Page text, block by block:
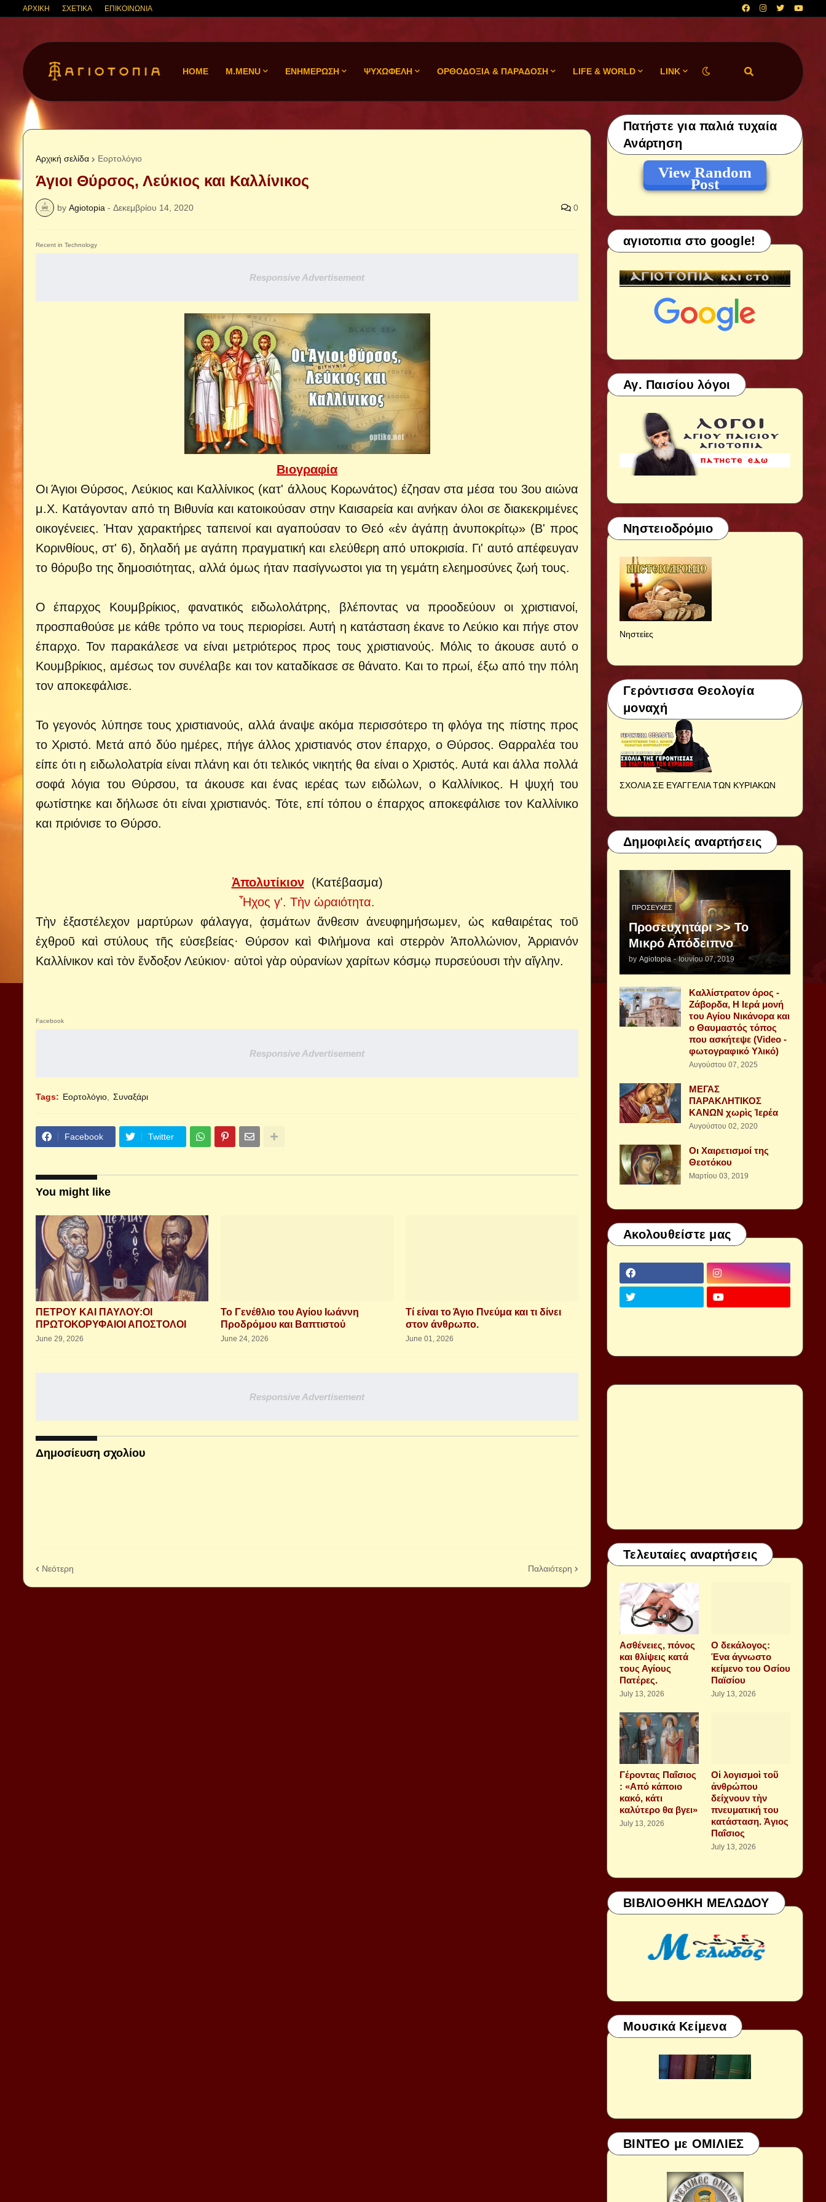
ΑΡΧΙΚΗ ΣΧΕΤΙΚΑ ΕΠΙΚΟΙΝΩΝΙΑ
HOME M.MENU ΕΝΗΜΕΡΩΣΗ ΨΥΧΩΦΕΛΗ ΟΡΘΟΔΟΞΙΑ & ΠΑΡΑΔΟΣΗ LIFE & WORLD LINK
Αρχική σελίδα Εορτολόγιο
Άγιοι Θύρσος, Λεύκιος και Καλλίνικος
by Agiotopia - Δεκεμβρίου 14, 2020 0
Recent in Technology
Responsive Advertisement
Βιογραφία
Οι Άγιοι Θύρσος, Λεύκιος και Καλλίνικος (κατ' άλλους Κορωνάτος) έζησαν στα μέσα του 3ου αιώνα
μ.Χ. Κατάγονταν από τη Βιθυνία και κατοικούσαν στην Καισαρεία και ανήκαν όλοι σε διακεκριμένες
οικογένειες. Ήταν χαρακτήρες ταπεινοί και αγαπούσαν το Θεό «ἐν ἀγάπῃ ἀνυποκρίτῳ» (Β' προς
Κορινθίους, στ' 6), δηλαδή με αγάπη πραγματική και ελεύθερη από υποκρισία. Γι' αυτό απέφευγαν
το θόρυβο της δημοσιότητας, αλλά όμως ήταν πασίγνωστοι για τη γεμάτη ελεημοσύνες ζωή τους.
Ο έπαρχος Κουμβρίκιος, φανατικός ειδωλολάτρης, βλέποντας να προοδεύουν οι χριστιανοί,
προσπαθούσε με κάθε τρόπο να τους περιορίσει. Αυτή η κατάσταση έκανε το Λεύκιο και πήγε στον
έπαρχο. Τον παρακάλεσε να είναι μετριότερος προς τους χριστιανούς. Μόλις το άκουσε αυτό ο
Κουμβρίκιος, αμέσως τον συνέλαβε και τον καταδίκασε σε θάνατο. Και το πρωί, έξω από την πόλη
τον αποκεφάλισε.
Το γεγονός λύπησε τους χριστιανούς, αλλά άναψε ακόμα περισσότερο τη φλόγα της πίστης προς
το Χριστό. Μετά από δύο ημέρες, πήγε άλλος χριστιανός στον έπαρχο, ο Θύρσος. Θαρραλέα του
είπε ότι η ειδωλολατρία είναι πλάνη και ότι τελικός νικητής θα είναι ο Χριστός. Αυτά και άλλα πολλά
σοφά λόγια του Θύρσου, τα άκουσε και ένας ιερέας των ειδώλων, ο Καλλίνικος. Η ψυχή του
φωτίστηκε και δήλωσε ότι είναι χριστιανός. Τότε, επί τόπου ο έπαρχος αποκεφάλισε τον Καλλίνικο
και πριόνισε το Θύρσο.
Ἀπολυτίκιον
(Κατέβασμα)
Ἦχος γ'. Τὴν ὡραιότητα.
Tὴν ἑξαστέλεχον μαρτύρων φάλαγγα, ᾀσμάτων ἄνθεσιν ἀνευφημήσωμεν, ὡς καθαιρέτας τοῦ
ἐχθροῦ καὶ στύλους τῆς εὐσεβείας· Θύρσον καὶ Φιλήμονα καὶ στερρὸν Ἀπολλώνιον, Ἀρριανόν
Καλλίνικον καὶ τὸν ἔνδοξον Λεύκιον· αὐτοὶ γὰρ οὐρανίων χαρίτων κόσμῳ πυρσεύουσι τὴν αἴγλην.
Facebook
Responsive Advertisement
Tags: Εορτολόγιο Συναξάρι
Facebook Twitter
You might like
ΠΕΤΡΟΥ ΚΑΙ ΠΑΥΛΟΥ:ΟΙ
ΠΡΩΤΟΚΟΡΥΦΑΙΟΙ ΑΠΟΣΤΟΛΟΙ
June 29, 2026
Το Γενέθλιο του Αγίου Ιωάννη
Προδρόμου και Βαπτιστού
June 24, 2026
Τί είναι το Άγιο Πνεύμα και τι δίνει
στον άνθρωπο.
June 01, 2026
Responsive Advertisement
Δημοσίευση σχολίου
Νεότερη Παλαιότερη
Πατήστε για παλιά τυχαία
Ανάρτηση
View Random
Post
αγιοτοπια στο google!
Αγ. Παισίου λόγοι
Νηστειοδρόμιο
Νηστείες
Γερόντισσα Θεολογία
μοναχή
ΣΧΟΛΙΑ ΣΕ ΕΥΑΓΓΕΛΙΑ ΤΩΝ ΚΥΡΙΑΚΩΝ
Δημοφιλείς αναρτήσεις
ΠΡΟΣΕΥΧΈΣ
Προσευχητάρι >> Το
Μικρό Απόδειπνο
by Agiotopia - Ιουνίου 07, 2019
Καλλίστρατον όρος -
Ζάβορδα, Η Ιερά μονή
του Αγίου Νικάνορα και
ο Θαυμαστός τόπος
που ασκήτεψε (Video -
φωτογραφικό Υλικό)
Αυγούστου 07, 2025
ΜΕΓΑΣ
ΠΑΡΑΚΛΗΤΙΚΟΣ
ΚΑΝΩΝ χωρὶς Ἱερέα
Αυγούστου 02, 2020
Οι Χαιρετισμοί της
Θεοτόκου
Μαρτίου 03, 2019
Ακολουθείστε μας
Τελευταίες αναρτήσεις
Aσθένειες, πόνος
και θλίψεις κατά
τους Αγίους
Πατέρες.
July 13, 2026
Ο δεκάλογος:
Ένα άγνωστο
κείμενο του Οσίου
Παϊσίου
July 13, 2026
Γέροντας Παΐσιος
: «Από κάποιο
κακό, κάτι
καλύτερο θα βγει»
July 13, 2026
Οἱ λογισμοὶ τοῦ
ἀνθρώπου
δείχνουν τὴν
πνευματική του
κατάσταση. Ἁγιος
Παΐσιος
July 13, 2026
ΒΙΒΛΙΟΘΗΚΗ ΜΕΛΩΔΟΥ
Μουσικά Κείμενα
ΒΙΝΤΕΟ με ΟΜΙΛΙΕΣ